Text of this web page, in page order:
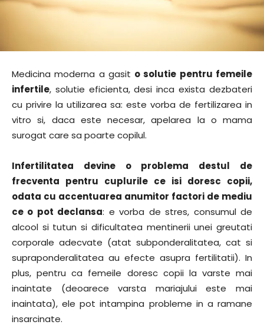
Medicina moderna a gasit o solutie pentru femeile
infertile, solutie eficienta, desi inca exista dezbateri
cu privire la utilizarea sa: este vorba de fertilizarea in
vitro si, daca este necesar, apelarea la o mama
surogat care sa poarte copilul.
Infertilitatea devine o problema destul de
frecventa pentru cuplurile ce isi doresc copii,
odata cu accentuarea anumitor factori de mediu
ce o pot declansa: e vorba de stres, consumul de
alcool si tutun si dificultatea mentinerii unei greutati
corporale adecvate (atat subponderalitatea, cat si
supraponderalitatea au efecte asupra fertilitatii). In
plus, pentru ca femeile doresc copii la varste mai
inaintate (deoarece varsta mariajului este mai
inaintata), ele pot intampina probleme in a ramane
insarcinate.